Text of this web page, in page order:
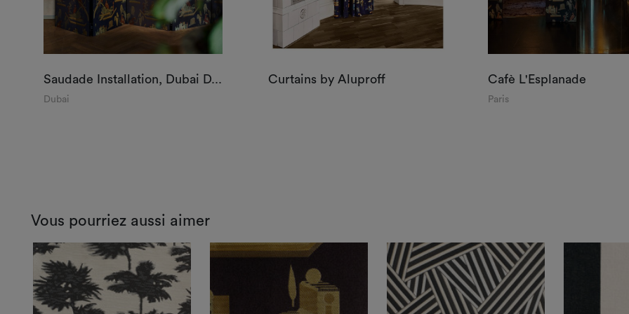
Saudade Installation, Dubai D...
Dubai
Curtains by Aluproff Cafè L'Esplanade
Paris
Vous pourriez aussi aimer